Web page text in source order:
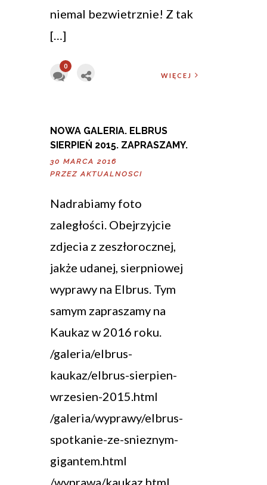
niemal bezwietrznie! Z tak
[…]
0
WIĘCEJ
NOWA GALERIA. ELBRUS
SIERPIEŃ 2015. ZAPRASZAMY.
30 MARCA 2016
PRZEZ AKTUALNOSCI
Nadrabiamy foto
zaległości. Obejrzyjcie
zdjecia z zeszłorocznej,
jakże udanej, sierpniowej
wyprawy na Elbrus. Tym
samym zapraszamy na
Kaukaz w 2016 roku.
/galeria/elbrus-
kaukaz/elbrus-sierpien-
wrzesien-2015.html
/galeria/wyprawy/elbrus-
spotkanie-ze-snieznym-
gigantem.html
/wyprawa/kaukaz.html